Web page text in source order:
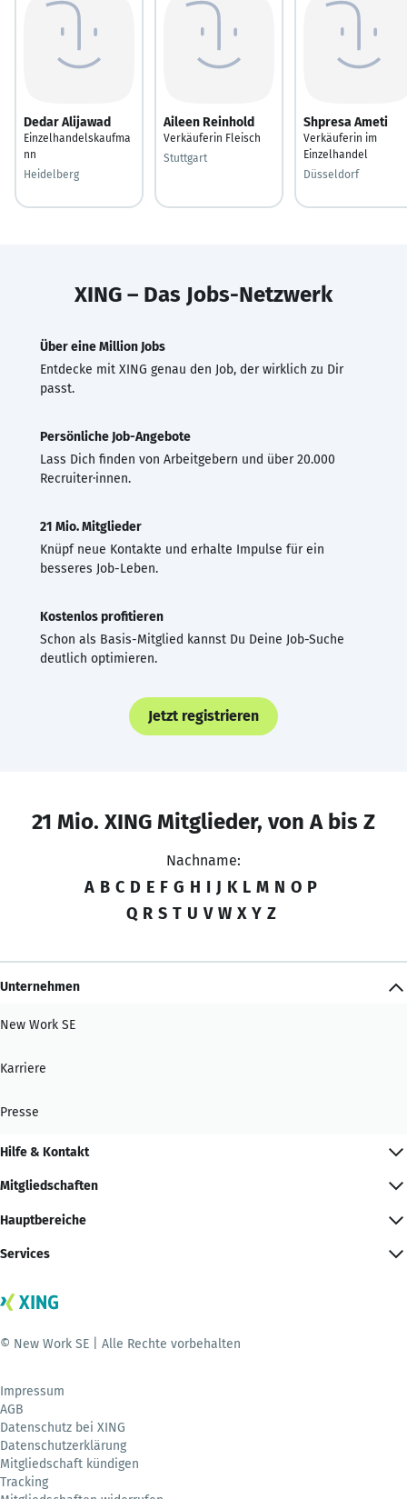
Dedar Alijawad
Einzelhandelskaufma
nn
Heidelberg
Aileen Reinhold
Verkäuferin Fleisch
Stuttgart
Shpresa Ameti
Verkäuferin im
Einzelhandel
Düsseldorf
XING – Das Jobs-Netzwerk
Über eine Million Jobs
Entdecke mit XING genau den Job, der wirklich zu Dir
passt.
Persönliche Job-Angebote
Lass Dich finden von Arbeitgebern und über 20.000
Recruiter·innen.
21 Mio. Mitglieder
Knüpf neue Kontakte und erhalte Impulse für ein
besseres Job-Leben.
Kostenlos profitieren
Schon als Basis-Mitglied kannst Du Deine Job-Suche
deutlich optimieren.
Jetzt registrieren
21 Mio. XING Mitglieder, von A bis Z
Nachname:
A B C D E F G H I J K L M N O P
Q R S T U V W X Y Z
Unternehmen
New Work SE
Karriere
Presse
Hilfe & Kontakt
Mitgliedschaften
Hauptbereiche
Services
© New Work SE | Alle Rechte vorbehalten
Impressum
AGB
Datenschutz bei XING
Datenschutzerklärung
Mitgliedschaft kündigen
Tracking